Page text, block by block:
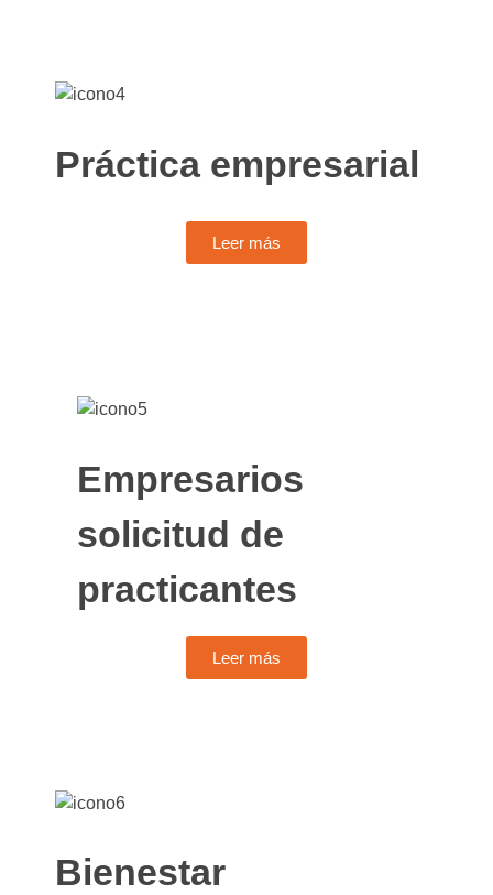
Práctica empresarial
Leer más
Empresarios
solicitud de
practicantes
Leer más
Bienestar